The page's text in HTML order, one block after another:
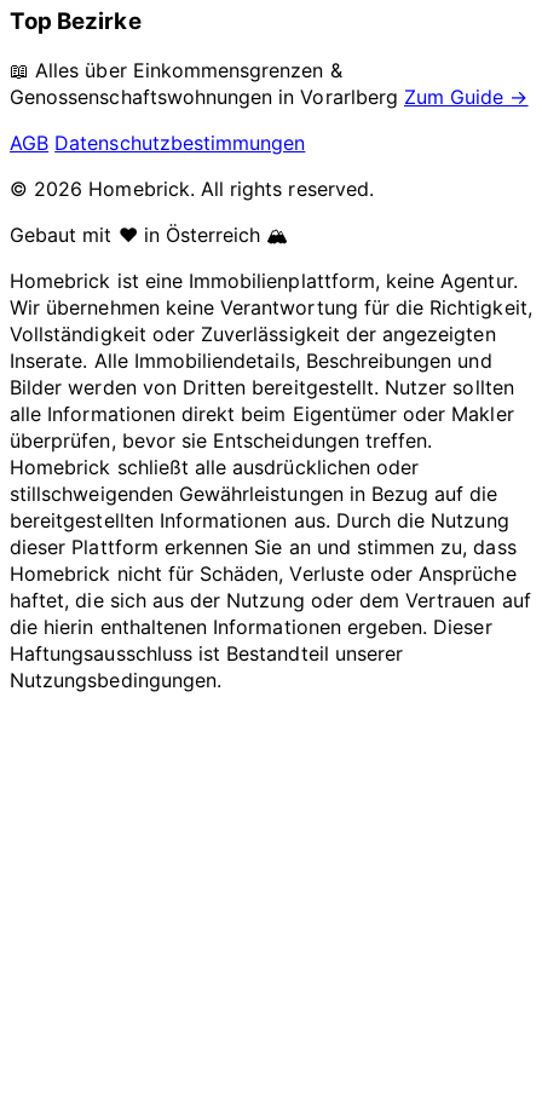
Top Bezirke
📖 Alles über Einkommensgrenzen &
Genossenschaftswohnungen inVorarlberg Zum Guide →
AGB Datenschutzbestimmungen
© 2026 Homebrick. All rights reserved.
Gebaut mit ❤️ in Österreich 🏔️
Homebrick ist eine Immobilienplattform, keine Agentur.
Wir übernehmen keine Verantwortung für die Richtigkeit,
Vollständigkeit oder Zuverlässigkeit der angezeigten
Inserate. Alle Immobiliendetails, Beschreibungen und
Bilder werden von Dritten bereitgestellt. Nutzer sollten
alle Informationen direkt beim Eigentümer oder Makler
überprüfen, bevor sie Entscheidungen treffen.
Homebrick schließt alle ausdrücklichen oder
stillschweigenden Gewährleistungen in Bezug auf die
bereitgestellten Informationen aus. Durch die Nutzung
dieser Plattform erkennen Sie an und stimmen zu, dass
Homebrick nicht für Schäden, Verluste oder Ansprüche
haftet, die sich aus der Nutzung oder dem Vertrauen auf
die hierin enthaltenen Informationen ergeben. Dieser
Haftungsausschluss ist Bestandteil unserer
Nutzungsbedingungen.